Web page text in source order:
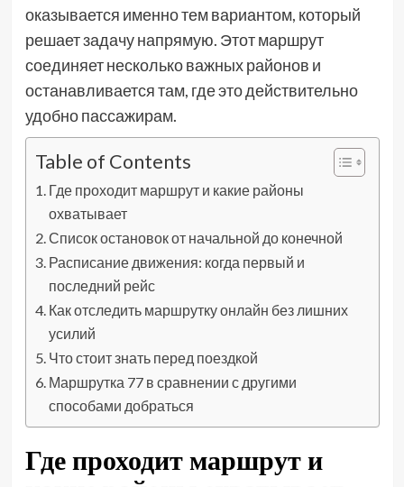
оказывается именно тем вариантом, который
решает задачу напрямую. Этот маршрут
соединяет несколько важных районов и
останавливается там, где это действительно
удобно пассажирам.
Table of Contents
Где проходит маршрут и какие районы
охватывает
Список остановок от начальной до конечной
Расписание движения: когда первый и
последний рейс
Как отследить маршрутку онлайн без лишних
усилий
Что стоит знать перед поездкой
Маршрутка 77 в сравнении с другими
способами добраться
Где проходит маршрут и